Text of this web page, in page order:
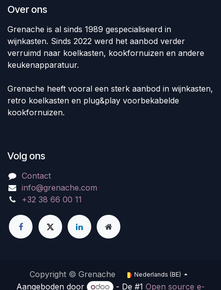
Over ons
Grenache is al sinds 1989 gespecialiseerd in
wijnkasten. Sinds 2022 werd het aanbod verder
verruimd naar koelkasten, kookfornuizen en andere
keukenapparatuur.
Grenache heeft vooral een sterk aanbod in wijnkasten,
retro koelkasten en plug&play voorbekabelde
kookfornuizen.
Volg ons
Contact
info@grenache.com
+32 38 66 00 11
Copyright © Grenache Nederlands (BE)
Aangeboden door - De #1Open source e-